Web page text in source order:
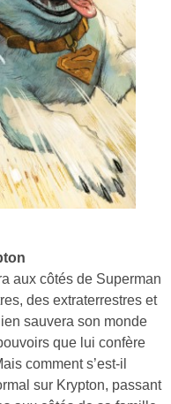
aux côtés de Superman
des extraterrestres et
sauvera son monde
que lui confère
comment s’est-il
sur Krypton, passant